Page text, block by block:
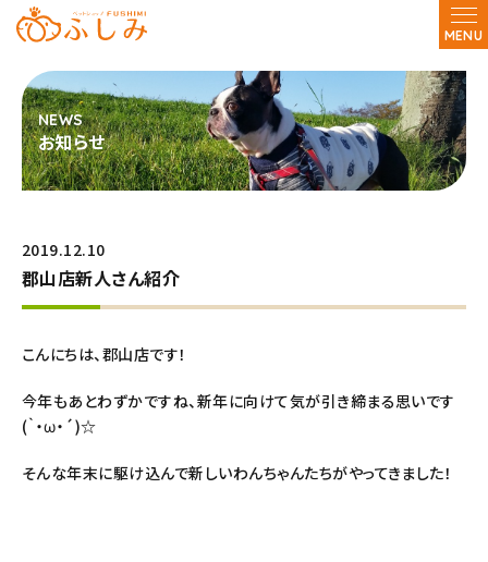
MENU
お知らせ
2019.12.10
郡山店新人さん紹介
こんにちは、郡山店です！
今年もあとわずかですね、新年に向けて気が引き締まる思いです
(｀・ω・´)☆
そんな年末に駆け込んで新しいわんちゃんたちがやってきました！